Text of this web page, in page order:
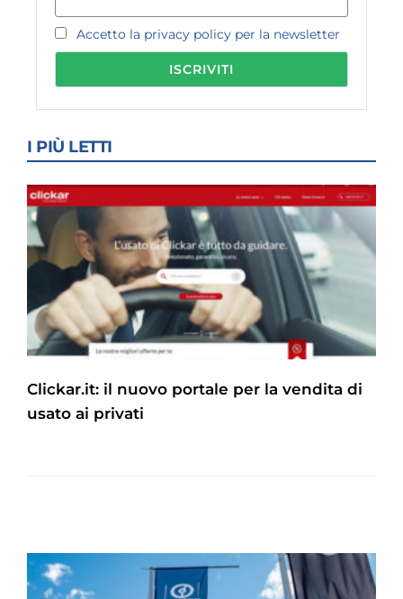
Accetto la privacy policy per la newsletter
I PIÙ LETTI
Clickar.it: il nuovo portale per la vendita di
usato ai privati